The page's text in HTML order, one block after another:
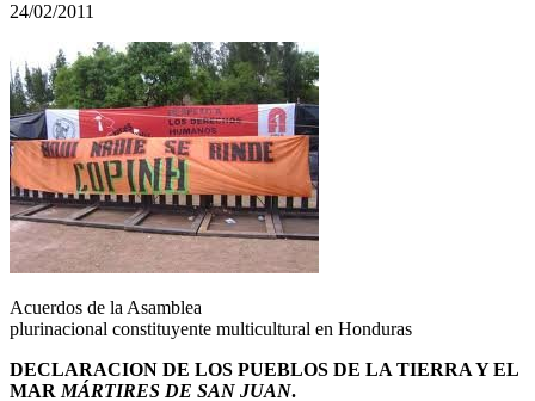
24/02/2011
Acuerdos de la Asamblea
plurinacional constituyente multicultural en Honduras
DECLARACION DE LOS PUEBLOS DE LA TIERRA Y EL
MAR MÁRTIRES DE SAN JUAN.